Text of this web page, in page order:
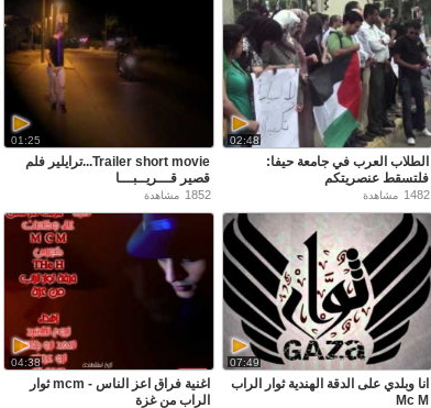
02:48
الطلاب العرب في جامعة حيفا:
فلتسقط عنصريتكم
1482 مشاهدة
01:25
Trailer short movie...ترايلير فلم
قصير قـــريــبـــا
1852 مشاهدة
07:49
انا وبلدي على الدقة الهندية ثوار الراب
Mc M
04:38
اغنية فراق اعز الناس - mcm ثوار
الراب من غزة